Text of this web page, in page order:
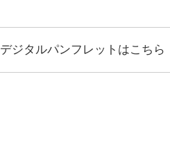
デジタルパンフレットはこちら